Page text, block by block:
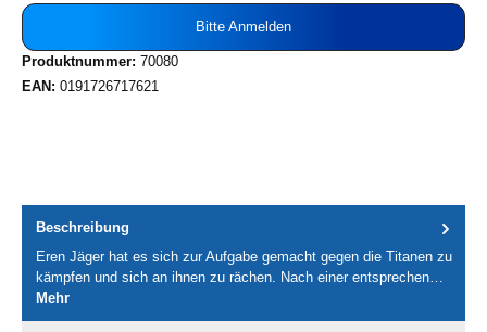
Bitte Anmelden
Produktnummer: 70080
EAN: 0191726717621
Beschreibung
Eren Jäger hat es sich zur Aufgabe gemacht gegen die Titanen zu
kämpfen und sich an ihnen zu rächen. Nach einer entsprechen…
Mehr